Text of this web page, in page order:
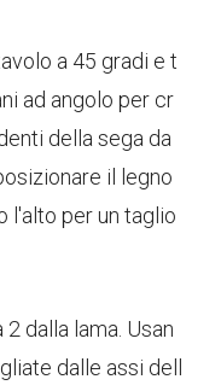
a 45 gradi e t
ad angolo per cr
della sega da
il legno
l'alto per un taglio
dalla lama. Usan
dalle assi dell